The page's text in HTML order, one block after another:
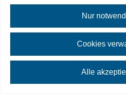
Hotel Post
min
Vollbild
Nur
Cookies
Alle